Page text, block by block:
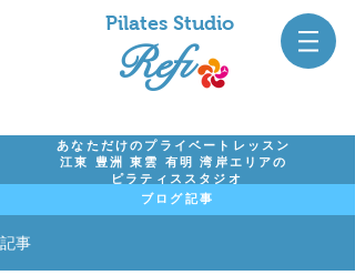
Pilates Studio
Refi
あなただけのプライベートレッスン
江東 豊洲 東雲 有明 湾岸エリアの
ピラティススタジオ
ブログ記事
記事